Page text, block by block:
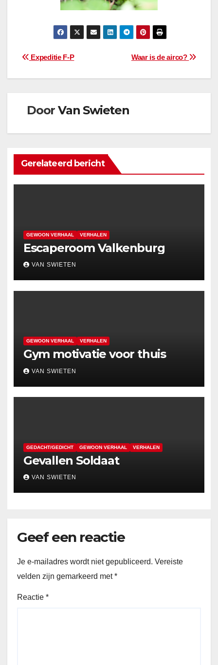
Bericht
navigatie
Waar is de airco?
Expeditie F-P
Door Van Swieten
Gerelateerd bericht
GEWOON VERHAAL VERHALEN
Escaperoom Valkenburg
VAN SWIETEN
GEWOON VERHAAL VERHALEN
Gym motivatie voor thuis
VAN SWIETEN
GEDACHT/GEDICHT GEWOON VERHAAL VERHALEN
Gevallen Soldaat
VAN SWIETEN
Geef een reactie
Je e-mailadres wordt niet gepubliceerd. Vereiste
velden zijn gemarkeerd met*
Reactie *